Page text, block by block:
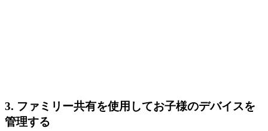
3. ファミリー共有を使用してお子様のデバイスを
管理する